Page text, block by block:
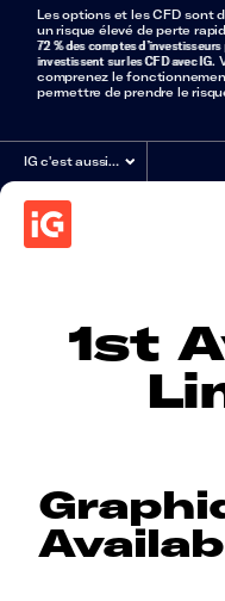
Les options et les CFD sont
un risque élevé de perte
72 % des comptes
investissent sur les CFD avec IG.
comprenez le
permettre de prendre le
IG c'est aussi…
1st